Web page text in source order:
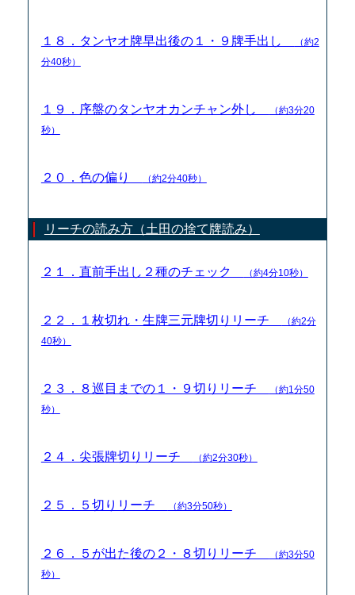
１８．タンヤオ牌早出後の１・９牌手出し
（約2
分40秒）
１９．序盤のタンヤオカンチャン外し
（約3分20
秒）
２０．色の偏り （約2分40秒）
リーチの読み方（土田の捨て牌読み）
２１．直前手出し２種のチェック （約4分10秒）
２２．１枚切れ・生牌三元牌切りリーチ
（約2分
40秒）
２３．８巡目までの１・９切りリーチ
（約1分50
秒）
２４．尖張牌切りリーチ （約2分30秒）
２５．５切りリーチ （約3分50秒）
２６．５が出た後の２・８切りリーチ
（約3分50
秒）